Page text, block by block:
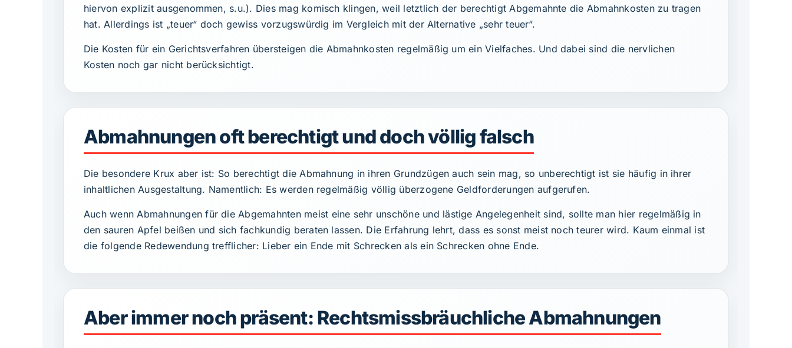
hiervon explizit ausgenommen, s.u.). Dies mag komisch klingen, weil letztlich der berechtigt Abgemahnte die Abmahnkosten zu tragen
hat. Allerdings ist „teuer“ doch gewiss vorzugswürdig im Vergleich mit der Alternative „sehr teuer“.
Die Kosten für ein Gerichtsverfahren übersteigen die Abmahnkosten regelmäßig um ein Vielfaches. Und dabei sind die nervlichen
Kosten noch gar nicht berücksichtigt.
Abmahnungen oft berechtigt und doch völlig falsch
Die besondere Krux aber ist: So berechtigt die Abmahnung in ihren Grundzügen auch sein mag, so unberechtigt ist sie häufig in ihrer
inhaltlichen Ausgestaltung. Namentlich: Es werden regelmäßig völlig überzogene Geldforderungen aufgerufen.
Auch wenn Abmahnungen für die Abgemahnten meist eine sehr unschöne und lästige Angelegenheit sind, sollte man hier regelmäßig in
den sauren Apfel beißen und sich fachkundig beraten lassen. Die Erfahrung lehrt, dass es sonst meist noch teurer wird. Kaum einmal ist
die folgende Redewendung trefflicher: Lieber ein Ende mit Schrecken als ein Schrecken ohne Ende.
Aber immer noch präsent: Rechtsmissbräuchliche Abmahnungen